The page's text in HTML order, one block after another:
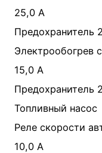
25,0 А
Предохранитель
Электрообогрев
15,0 А
Предохранитель
Топливный насос
Реле скорости
10,0 A